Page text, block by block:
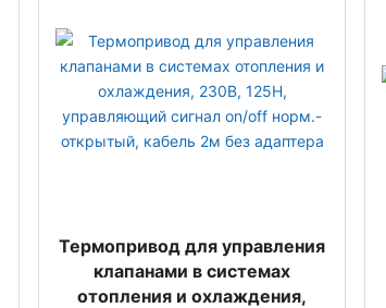
Термопривод для управления
клапанами в системах
отопления и охлаждения,